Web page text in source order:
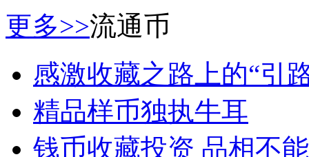
更多>>流通币
感激收藏之路上的“引
精品样币独执牛耳
钱币收藏投资 品相不